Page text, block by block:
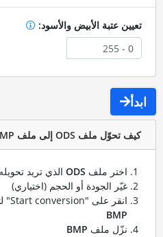
تعيين عتبة الأبيض والأسود:
ابدأ
كيف تحوّل ملف ODS إلى ملف BMP؟
اختر ملف ODSالذي تريد تحويله
غيّر الجودة أو الحجم (اختياري)
انقر على "Start conversion" لتحويل ملفك من
BMP
نزّل ملف BMP